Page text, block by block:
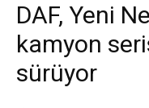
DAF, Yeni
kamyon
sürüyor